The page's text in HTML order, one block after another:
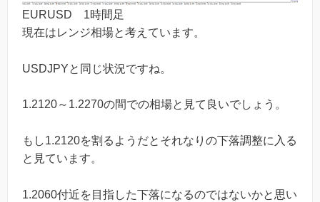
EURUSD 1時間足
現在はレンジ相場と考えています。
USDJPYと同じ状況ですね。
1.2120～1.2270の間での相場と見て良いでしょう。
もし1.2120を割るようだとそれなりの下落調整に入る
と見ています。
1.2060付近を目指した下落になるのではないかと思い